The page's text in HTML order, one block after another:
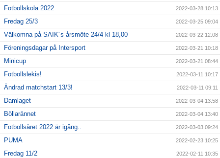
Fotbollskola 2022 2022-03-28 10:13
Fredag 25/3 2022-03-25 09:04
Välkomna på SAIK´s årsmöte 24/4 kl 18,00 2022-03-22 12:08
Föreningsdagar på Intersport 2022-03-21 10:18
Minicup 2022-03-21 08:44
Fotbollslekis! 2022-03-11 10:17
Ändrad matchstart 13/3! 2022-03-11 09:11
Damlaget 2022-03-04 13:58
Böllarännet 2022-03-04 13:40
Fotbollsåret 2022 är igång.. 2022-03-03 09:24
PUMA 2022-02-23 10:25
Fredag 11/2 2022-02-11 10:35